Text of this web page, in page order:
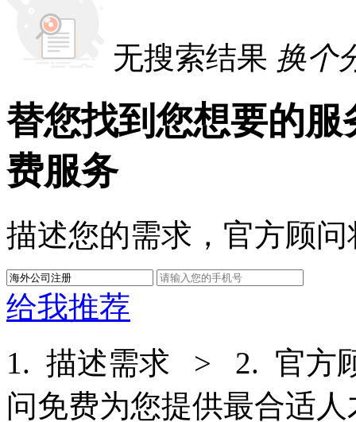
无搜索结果 换个
替您找到您想要的
费服务
描述您的需求，官方顾
给我推荐
1. 描述需求 > 2. 官方
问免费为您提供最合适